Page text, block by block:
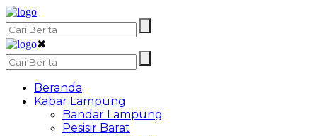
✖
Beranda
Kabar Lampung
Bandar Lampung
Pesisir Barat